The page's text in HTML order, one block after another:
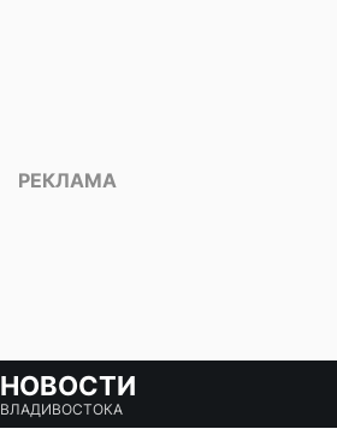
НОВОСТИ
ВЛАДИВОСТОКА